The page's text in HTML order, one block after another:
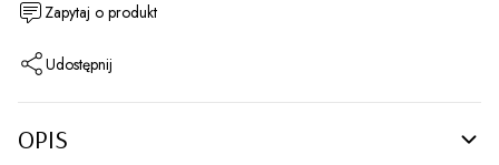
Zapytaj o produkt
Udostępnij
OPIS